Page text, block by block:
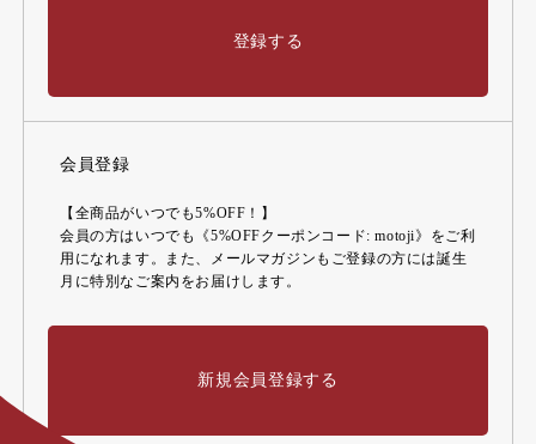
登録する
会員登録
【全商品がいつでも5%OFF！】
会員の方はいつでも《5%OFFクーポンコード: motoji》をご利
用になれます。また、メールマガジンもご登録の方には誕生
月に特別なご案内をお届けします。
新規会員登録する